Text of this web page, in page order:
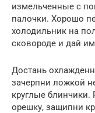
измельченные с
палочки. Хорошо
холодильник на
сковороде и дай
Достань
зачерпни ложкой
круглые блинчики.
орешку, защипни